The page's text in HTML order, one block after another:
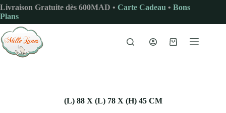
Passer
au
contenu
Livraison Gratuite dès 600MAD • Carte Cadeau • Bons
Plans
Panier
(L) 88 X (L) 78 X (H) 45 CM